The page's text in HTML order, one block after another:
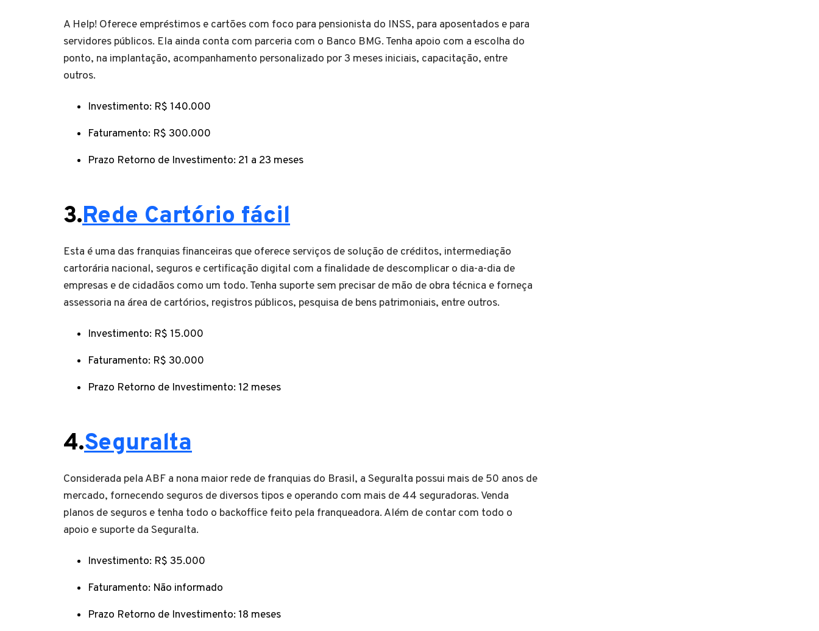
A Help! Oferece empréstimos e cartões com foco para pensionista do INSS, para aposentados e para
servidores públicos. Ela ainda conta com parceria com o Banco BMG. Tenha apoio com a escolha do
ponto, na implantação, acompanhamento personalizado por 3 meses iniciais, capacitação, entre
outros.
Investimento: R$ 140.000
Faturamento: R$ 300.000
Prazo Retorno de Investimento: 21 a 23 meses
3.Rede Cartório fácil
Esta é uma das franquias financeiras que oferece serviços de solução de créditos, intermediação
cartorária nacional, seguros e certificação digital com a finalidade de descomplicar o dia-a-dia de
empresas e de cidadãos como um todo. Tenha suporte sem precisar de mão de obra técnica e forneça
assessoria na área de cartórios, registros públicos, pesquisa de bens patrimoniais, entre outros.
Investimento: R$ 15.000
Faturamento: R$ 30.000
Prazo Retorno de Investimento: 12 meses
4.Seguralta
Considerada pela ABF a nona maior rede de franquias do Brasil, a Seguralta possui mais de 50 anos de
mercado, fornecendo seguros de diversos tipos e operando com mais de 44 seguradoras. Venda
planos de seguros e tenha todo o backoffice feito pela franqueadora. Além de contar com todo o
apoio e suporte da Seguralta.
Investimento: R$ 35.000
Faturamento: Não informado
Prazo Retorno de Investimento: 18 meses